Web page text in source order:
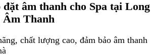
âm thanh cho Spa tại Long
Âm Thanh
chất lượng cao, đảm bảo âm thanh